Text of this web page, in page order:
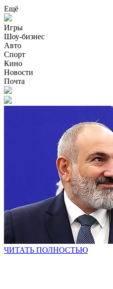
Ещё
Игры
Шоу-бизнес
Авто
Спорт
Кино
Новости
Почта
ЧИТАТЬ ПОЛНОСТЬЮ